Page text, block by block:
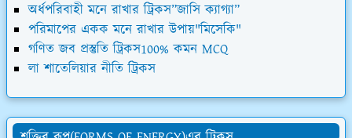
অর্ধপরিবাহী মনে রাখার ট্রিকস”জাসি ক্যাগ্যা”
পরিমাপের একক মনে রাখার উপায়"মিসেকি"
গণিত জব প্রস্তুতি ট্রিকস100% কমন MCQ
লা শাতেলিয়ার নীতি ট্রিকস